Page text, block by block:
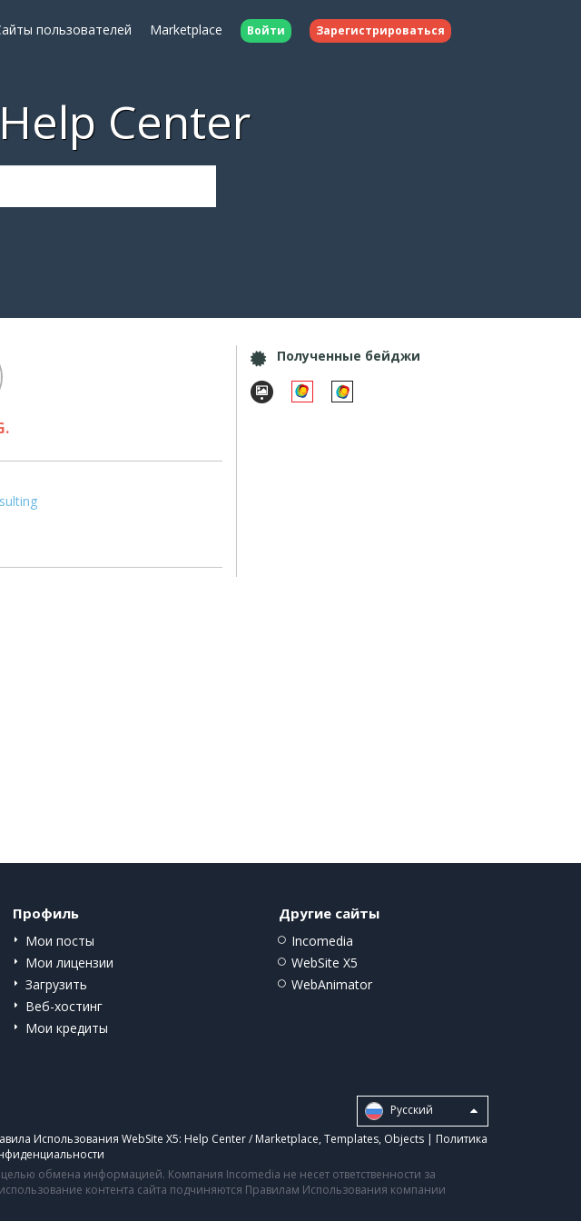
пользователей Marketplace Войти Зарегистрироваться
Help Center
Полученные бейджи
Профиль
Мои посты
Мои лицензии
Загрузить
Веб-хостинг
Мои кредиты
Другие сайты
Incomedia
WebSite X5
WebAnimator
Pусский
Использования WebSite X5: Help Center / Marketplace, Templates, Objects | Политика
обмена информацией. Компания Incomedia не несет ответственности за
контента сайта подчиняются Правилам Использования компании